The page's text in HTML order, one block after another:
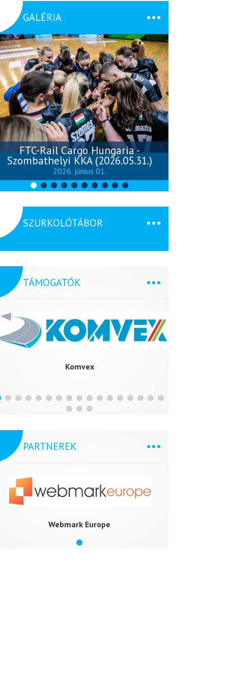
GALÉRIA
FTC-Rail Cargo Hungaria -
Szombathelyi KKA (2026.05.31.)
2026. június 01.
SZURKOLÓTÁBOR
TÁMOGATÓK
Komvex
PARTNEREK
Webmark Europe